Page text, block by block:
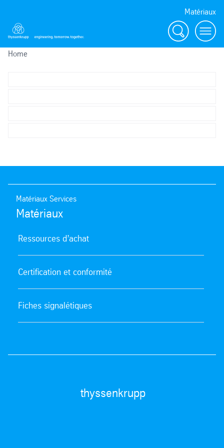
Matériaux
Search menu
Home
Matériaux Services
Matériaux
Ressources d’achat
Certification et conformité
Fiches signalétiques
thyssenkrupp